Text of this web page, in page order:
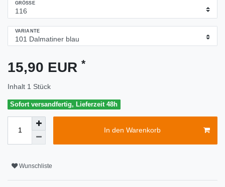
GRÖSSE
VARIANTE
15,90 EUR *
Inhalt 1 Stück
Sofort versandfertig, Lieferzeit 48h
In den Warenkorb
Wunschliste